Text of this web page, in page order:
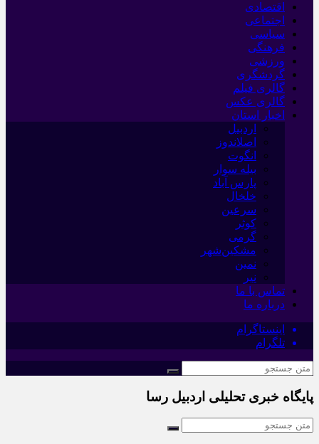
اقتصادی
اجتماعی
سیاسی
فرهنگی
ورزشی
گردشگری
گالری فیلم
گالری عکس
اخبار استان
اردبیل
اصلاندوز
انگوت
بیله سوار
پارس آباد
خلخال
سرعین
کوثر
گرمی
مشکین‌شهر
نمین
نیر
تماس با ما
درباره ما
اینستاگرام
تلگرام
پایگاه خبری تحلیلی اردبیل رسا